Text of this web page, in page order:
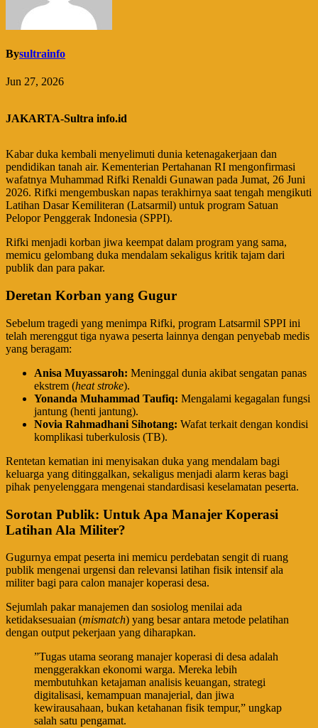
Bysultrainfo
Jun 27, 2026
JAKARTA-Sultra info.id
Kabar duka kembali menyelimuti dunia ketenagakerjaan dan
pendidikan tanah air. Kementerian Pertahanan RI mengonfirmasi
wafatnya Muhammad Rifki Renaldi Gunawan pada Jumat, 26 Juni
2026. Rifki mengembuskan napas terakhirnya saat tengah mengikuti
Latihan Dasar Kemiliteran (Latsarmil) untuk program Satuan
Pelopor Penggerak Indonesia (SPPI).
​Rifki menjadi korban jiwa keempat dalam program yang sama,
memicu gelombang duka mendalam sekaligus kritik tajam dari
publik dan para pakar.
Deretan Korban yang Gugur
​Sebelum tragedi yang menimpa Rifki, program Latsarmil SPPI ini
telah merenggut tiga nyawa peserta lainnya dengan penyebab medis
yang beragam:
Anisa Muyassaroh: Meninggal dunia akibat sengatan panas
ekstrem (heat stroke).
Yonanda Muhammad Taufiq: Mengalami kegagalan fungsi
jantung (henti jantung).
Novia Rahmadhani Sihotang: Wafat terkait dengan kondisi
komplikasi tuberkulosis (TB).
​Rentetan kematian ini menyisakan duka yang mendalam bagi
keluarga yang ditinggalkan, sekaligus menjadi alarm keras bagi
pihak penyelenggara mengenai standardisasi keselamatan peserta.
Sorotan Publik: Untuk Apa Manajer Koperasi
Latihan Ala Militer?
​Gugurnya empat peserta ini memicu perdebatan sengit di ruang
publik mengenai urgensi dan relevansi latihan fisik intensif ala
militer bagi para calon manajer koperasi desa.
​Sejumlah pakar manajemen dan sosiolog menilai ada
ketidaksesuaian (mismatch) yang besar antara metode pelatihan
dengan output pekerjaan yang diharapkan.
​”Tugas utama seorang manajer koperasi di desa adalah
menggerakkan ekonomi warga. Mereka lebih
membutuhkan ketajaman analisis keuangan, strategi
digitalisasi, kemampuan manajerial, dan jiwa
kewirausahaan, bukan ketahanan fisik tempur,” ungkap
salah satu pengamat.